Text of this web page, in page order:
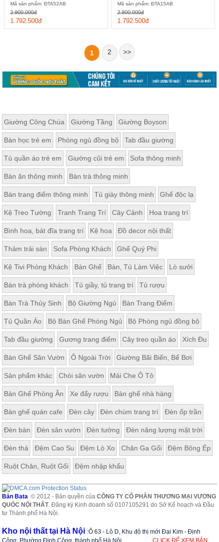
Mã sản phẩm: ĐTA52AB
1.792.500đ
2.900.000đ
Mã sản phẩm: ĐTA15AB
1.792.500đ
2.800.000đ
1 2 >>
Giường Công Chúa Giường Tầng Giường Boyson
Bàn học trẻ em Phòng ngủ đồng bộ Tab đầu giường
Tủ quần áo trẻ em Giường cũi trẻ em Sofa thông minh
Bàn ăn thông minh Bàn trà thông minh
Bàn trang điểm thông minh Tủ giày thông minh Ghế độc lạ
Kệ Treo Tường Tranh Trang Trí Cây Cảnh Hoa trang trí
Bình hoa, bát đĩa trang trí Kệ hoa Đồ decor nội thất
Thảm trải sàn Sofa Phòng Khách Ghế Quý Phi
Kệ Tivi Phòng Khách Bàn Ghế Bàn, Tủ Làm Việc Lò sưởi
Bàn trà phòng khách Tủ giầy, tủ trang trí Tủ rượu
Bàn Trà Thủy Sinh Bộ Giường Ngủ Bàn Trang Điểm
Tủ Quần Áo Bộ Bàn Ghế Phòng Ngủ Bộ Phòng ngủ đồng bộ
Tab đầu giường Gương trang điểm Cây treo quần áo Xích Đu
Bàn Ghế Sân Vườn Ô Ngoài Trời Giường Bãi Biển, Bể Bơi
Sản phẩm khác Chòi sân vườn Mái Che Ô Tô
Bàn Ghế Phòng Ăn Xe đẩy rượu Bàn ghế nhà hàng
Bàn ghế quán cafe Đèn cây Đèn chùm trang trí Đèn ốp trần
Đèn bàn Đèn sân vườn Đèn tường Đèn năng lượng mặt trời
Đèn thả Đệm Cao Su Đệm Lò Xo Chăn Ga Gối Đệm Bông Ép
Ruột Chăn, Ruột Gối Đệm nhập khẩu
Bản Bata © 2012 - Bản quyền củaCÔNG TY CỔ PHẦN THƯƠNG MẠI VƯƠNG
QUỐC NỘI THẤT. Đăng ký Kinh doanh số 0107105291 do Sở Kế hoạch và Đầu
tư Thành phố Hà Nội.
Kho nội thất tại Hà Nội :Ô 63 - Lô D, Khu đô thị mới Đại Kim - Định
Công, Phường Định Công, thành phố Hà Nội
CLICK ĐỂ XEM BẢN